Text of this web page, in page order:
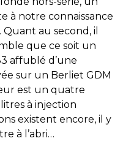
à notre connaissance
au second, il
que ce soit un
affublé d’une
sur un Berliet GDM
est un quatre
à injection
existent encore, il y
à l’abri…